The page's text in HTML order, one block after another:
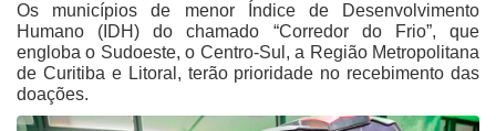
Os municípios de menor Índice de Desenvolvimento
Humano (IDH) do chamado “Corredor do Frio”, que
engloba o Sudoeste, o Centro-Sul, a Região Metropolitana
de Curitiba e Litoral, terão prioridade no recebimento das
doações.